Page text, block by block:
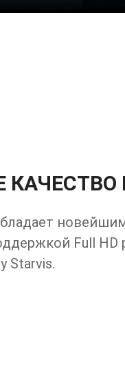
Full HD
Starvis.